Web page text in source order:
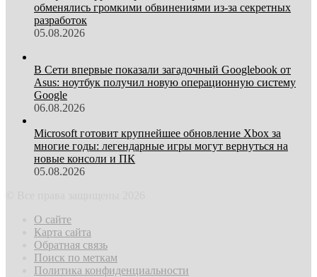
обменялись громкими обвинениями из-за секретных
разработок
05.08.2026
В Сети впервые показали загадочный Googlebook от
Asus: ноутбук получил новую операционную систему
Google
06.08.2026
Microsoft готовит крупнейшее обновление Xbox за
многие годы: легендарные игры могут вернуться на
новые консоли и ПК
05.08.2026
О сайте
Карта сайта
Обратная связь
Поиск по меткам
Политика конфиденциальности